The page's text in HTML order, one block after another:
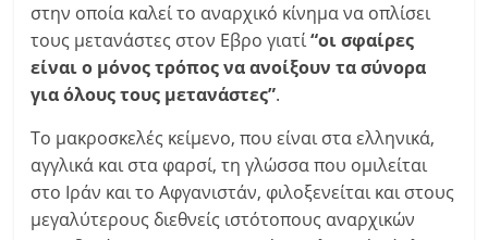
στην οποία καλεί το αναρχικό κίνημα να οπλίσει
τους μετανάστες στον Εβρο γιατί“οι σφαίρες
είναι ο μόνος τρόπος να ανοίξουν τα σύνορα
για όλους τους μετανάστες”.
Το μακροσκελές κείμενο, που είναι στα ελληνικά,
αγγλικά και στα φαρσί, τη γλώσσα που ομιλείται
στο Ιράν και το Αφγανιστάν, φιλοξενείται και στους
μεγαλύτερους διεθνείς ιστότοπους αναρχικών